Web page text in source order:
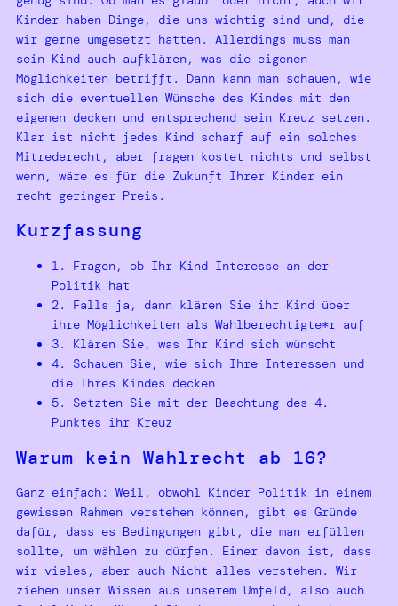
Kinder haben Dinge, die uns wichtig sind und, die
wir gerne umgesetzt hätten. Allerdings muss man
sein Kind auch aufklären, was die eigenen
Möglichkeiten betrifft. Dann kann man schauen, wie
sich die eventuellen Wünsche des Kindes mit den
eigenen decken und entsprechend sein Kreuz setzen.
Klar ist nicht jedes Kind scharf auf ein solches
Mitrederecht, aber fragen kostet nichts und selbst
wenn, wäre es für die Zukunft Ihrer Kinder ein
recht geringer Preis.
Kurzfassung
1. Fragen, ob Ihr Kind Interesse an der
Politik hat
2. Falls ja, dann klären Sie ihr Kind über
ihre Möglichkeiten als Wahlberechtigte*r auf
3. Klären Sie, was Ihr Kind sich wünscht
4. Schauen Sie, wie sich Ihre Interessen und
die Ihres Kindes decken
5. Setzten Sie mit der Beachtung des 4.
Punktes ihr Kreuz
Warum kein Wahlrecht ab 16?
Ganz einfach: Weil, obwohl Kinder Politik in einem
gewissen Rahmen verstehen können, gibt es Gründe
dafür, dass es Bedingungen gibt, die man erfüllen
sollte, um wählen zu dürfen. Einer davon ist, dass
wir vieles, aber auch Nicht alles verstehen. Wir
ziehen unser Wissen aus unserem Umfeld, also auch